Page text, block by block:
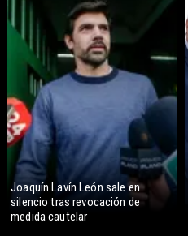
Joaquín Lavín León sale en
silencio tras revocación de
medida cautelar